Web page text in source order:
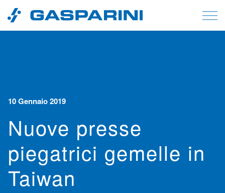
Vai al contenuto
10 Gennaio 2019
Nuove presse
piegatrici gemelle in
Taiwan